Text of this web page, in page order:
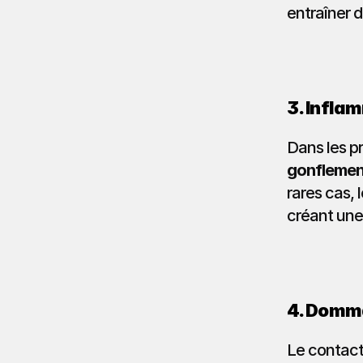
entraîner
3.
Dans les
rares cas,
créant
4.